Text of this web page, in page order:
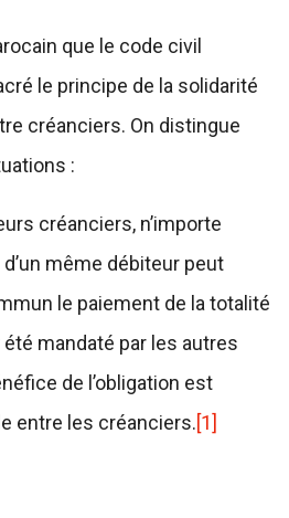
que le code civil
le principe de la solidarité
créanciers. On distingue
:
créanciers, n’importe
même débiteur peut
le paiement de la totalité
mandaté par les autres
de l’obligation est
entre les créanciers.[1]